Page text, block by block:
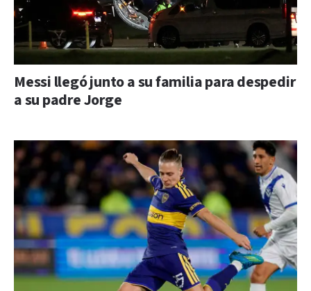
Messi llegó junto a su familia para despedir
a su padre Jorge